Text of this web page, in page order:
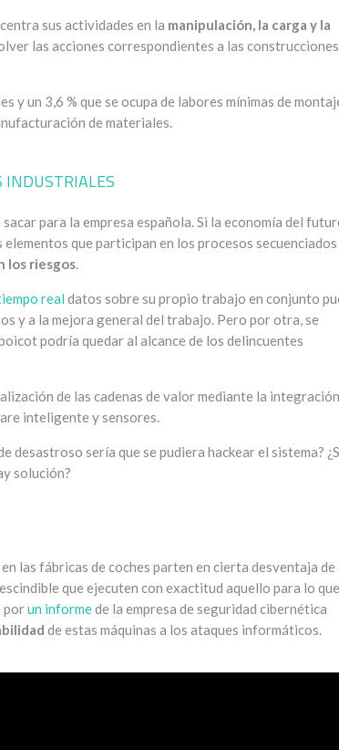
sus actividades en la manipulación, la carga y la
las acciones correspondientes a las construcciones
y un 3,6 % que se ocupa de labores mínimas de
de materiales.
INDUSTRIALES
para la empresa española. Si la economía del
que participan en los procesos secuenciados
los riesgos.
real datos sobre su propio trabajo en conjunto
y a la mejora general del trabajo. Pero por otra, se
podría quedar al alcance de los delincuentes
de las cadenas de valor mediante la
inteligente y sensores.
desastroso sería que se pudiera hackear el sistema?
solución?
las fábricas de coches parten en cierta desventaja de
que ejecuten con exactitud aquello para lo
porun informede la empresa de seguridad cibernética
de estas máquinas a los ataques informáticos.